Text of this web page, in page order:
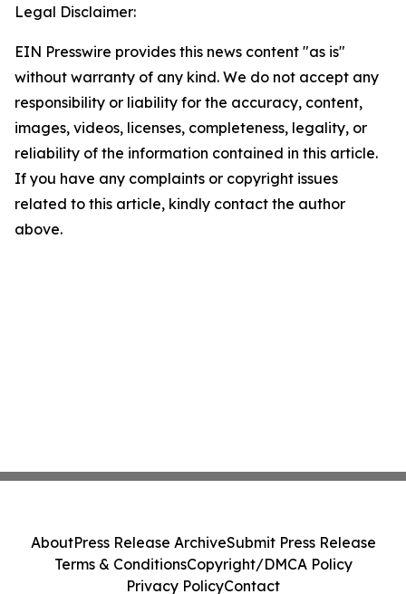
Legal Disclaimer:
EIN Presswire provides this news content "as is"
without warranty of any kind. We do not accept any
responsibility or liability for the accuracy, content,
images, videos, licenses, completeness, legality, or
reliability of the information contained in this article.
If you have any complaints or copyright issues
related to this article, kindly contact the author
above.
AboutPress Release ArchiveSubmit Press Release
Terms & ConditionsCopyright/DMCA Policy
Privacy PolicyContact